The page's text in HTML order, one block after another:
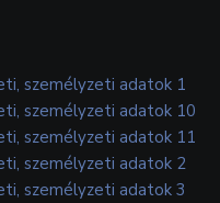
személyzeti adatok 1
személyzeti adatok 10
személyzeti adatok 11
személyzeti adatok 2
személyzeti adatok 3